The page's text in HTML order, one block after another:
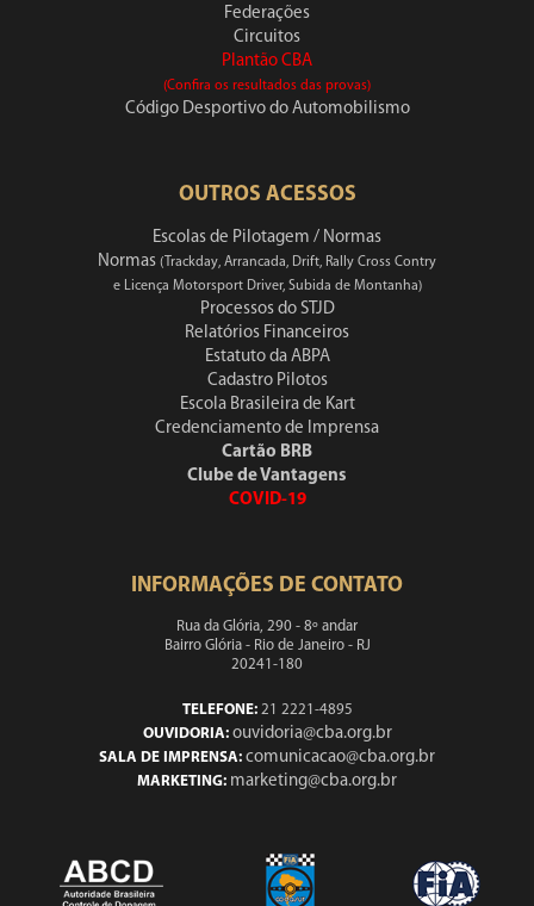
Federações
Circuitos
Plantão CBA
(Confira os resultados das provas)
Código Desportivo do Automobilismo
OUTROS ACESSOS
Escolas de Pilotagem / Normas
Normas (Trackday, Arrancada, Drift, Rally Cross Contry
e Licença Motorsport Driver, Subida de Montanha)
Processos do STJD
Relatórios Financeiros
Estatuto da ABPA
Cadastro Pilotos
Escola Brasileira de Kart
Credenciamento de Imprensa
Cartão BRB
Clube de Vantagens
COVID-19
INFORMAÇÕES DE CONTATO
Rua da Glória, 290 - 8º andar
Bairro Glória - Rio de Janeiro - RJ
20241-180
TELEFONE:21 2221-4895
OUVIDORIA: ouvidoria@cba.org.br
SALA DE IMPRENSA: comunicacao@cba.org.br
MARKETING: marketing@cba.org.br